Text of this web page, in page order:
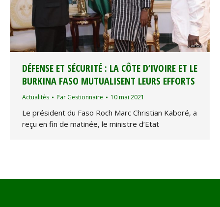
DÉFENSE ET SÉCURITÉ : LA CÔTE D’IVOIRE ET LE
BURKINA FASO MUTUALISENT LEURS EFFORTS
Actualités Par Gestionnaire 10 mai 2021
Le président du Faso Roch Marc Christian Kaboré, a
reçu en fin de matinée, le ministre d’Etat